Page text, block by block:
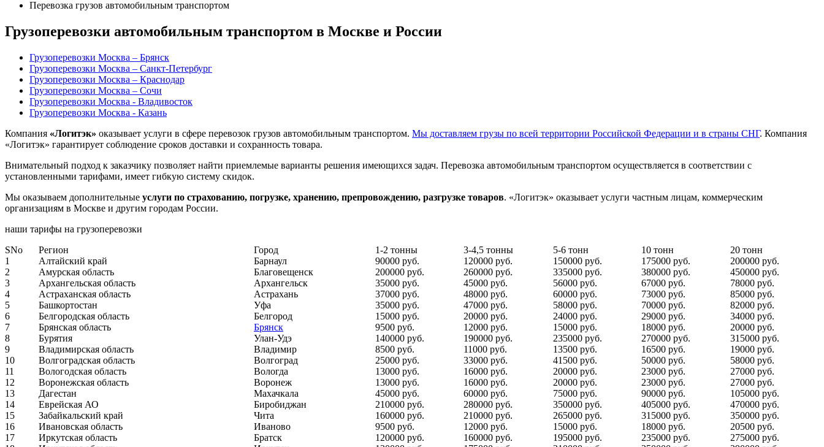
Перевозка грузов автомобильным транспортом
Грузоперевозки автомобильным транспортом в Москве и России
Грузоперевозки Москва – Брянск
Грузоперевозки Москва – Санкт-Петербург
Грузоперевозки Москва – Краснодар
Грузоперевозки Москва – Сочи
Грузоперевозки Москва - Владивосток
Грузоперевозки Москва - Казань
Компания «Логитэк» оказывает услуги в сфере перевозок грузов автомобильным транспортом. Мы доставляем грузы по всей территории Российской Федерации и в страны СНГ. Компания
«Логитэк» гарантирует соблюдение сроков доставки и сохранность товара.
Внимательный подход к заказчику позволяет найти приемлемые варианты решения имеющихся задач. Перевозка автомобильным транспортом осуществляется в соответствии с
установленными тарифами, имеет гибкую систему скидок.
Мы оказываем дополнительные услуги по страхованию, погрузке, хранению, препровождению, разгрузке товаров. «Логитэк» оказывает услуги частным лицам, коммерческим
организациям в Москве и другим городам России.
наши тарифы на грузоперевозки
SNo
Регион Город 1-2 тонны 3-4,5 тонны 5-6 тонн 10 тонн
20 тонн
1
Алтайский край Барнаул 90000 руб. 120000 руб. 150000 руб. 175000 руб.
200000 руб.
2
Амурская область Благовещенск 200000 руб. 260000 руб. 335000 руб. 380000 руб.
450000 руб.
3
Архангельская область Архангельск 35000 руб. 45000 руб. 56000 руб. 67000 руб.
78000 руб.
4
Астраханская область Астрахань 37000 руб. 48000 руб. 60000 руб. 73000 руб.
85000 руб.
5
Башкортостан Уфа 35000 руб. 47000 руб. 58000 руб. 70000 руб.
82000 руб.
6
Белгородская область Белгород 15000 руб. 20000 руб. 24000 руб. 29000 руб.
34000 руб.
7
Брянская область Брянск 9500 руб. 12000 руб. 15000 руб. 18000 руб.
20000 руб.
8
Бурятия Улан-Удэ 140000 руб. 190000 руб. 235000 руб. 270000 руб.
315000 руб.
9
Владимирская область Владимир 8500 руб. 11000 руб. 13500 руб. 16500 руб.
19000 руб.
10
Волгоградская область Волгоград 25000 руб. 33000 руб. 41500 руб. 50000 руб.
58000 руб.
11
Вологодская область Вологда 13000 руб. 16000 руб. 20000 руб. 23000 руб.
27000 руб.
12
Воронежская область Воронеж 13000 руб. 16000 руб. 20000 руб. 23000 руб.
27000 руб.
13
Дагестан Махачкала 45000 руб. 60000 руб. 75000 руб. 90000 руб.
105000 руб.
14
Еврейская АО Биробиджан 210000 руб. 280000 руб. 350000 руб. 405000 руб.
470000 руб.
15
Забайкальский край Чита 160000 руб. 210000 руб. 265000 руб. 315000 руб.
350000 руб.
16
Ивановская область Иваново 9500 руб. 12000 руб. 15000 руб. 18000 руб.
20500 руб.
17
Иркутская область Братск 120000 руб. 160000 руб. 195000 руб. 235000 руб.
275000 руб.